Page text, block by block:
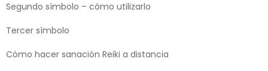
Segundo símbolo – cómo utilizarlo
Tercer símbolo
Cómo hacer sanación Reiki a distancia